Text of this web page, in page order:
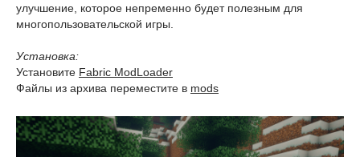
улучшение, которое непременно будет полезным для
многопользовательской игры.
Установка:
Установите Fabric ModLoader
Файлы из архива переместите в mods